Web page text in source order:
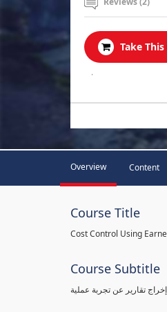
Take
.
Overview Content
Course Title
Cost Control Using
Course Subtitle
تقارير عن تجربة عملية